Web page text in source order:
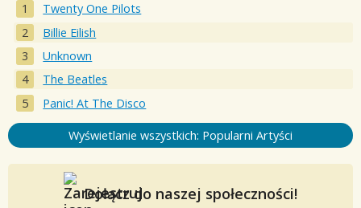
Twenty One Pilots
Billie Eilish
Unknown
The Beatles
Panic! At The Disco
Wyświetlanie wszystkich: Popularni Artyści
Dołącz do naszej społeczności!